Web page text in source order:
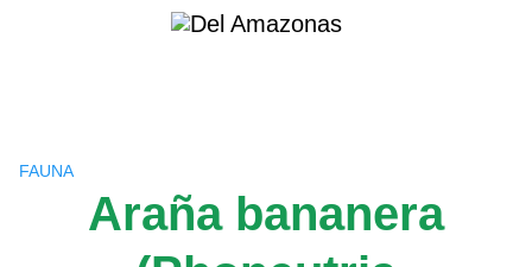
FAUNA
Araña bananera